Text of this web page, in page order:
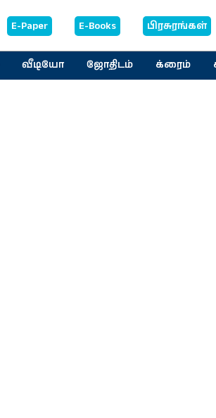
E-Paper E-Books பிரசுரங்கள்
வீடியோ ஜோதிடம் க்ரைம்